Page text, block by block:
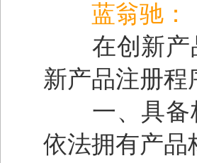
蓝翁驰：
在创新产品
新产品注册程
一、具备核
依法拥有产品